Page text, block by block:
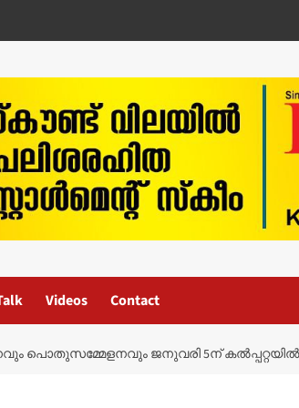
Videos Contact
പൊതുസമ്മേളനവും ജനുവരി 5ന് കല്‍പ്പറ്റയില്‍